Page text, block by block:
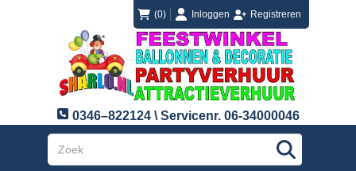
(0) loginInloggen
registreren Registreren
0346–822124 \ Servicenr. 06-34000046
"Zoeken